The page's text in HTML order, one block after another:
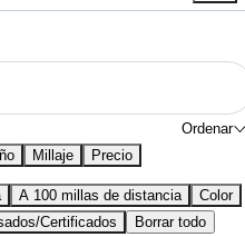
Ordenar
Millaje Precio
A 100 millas de distancia
Color
Certificados Borrar todo